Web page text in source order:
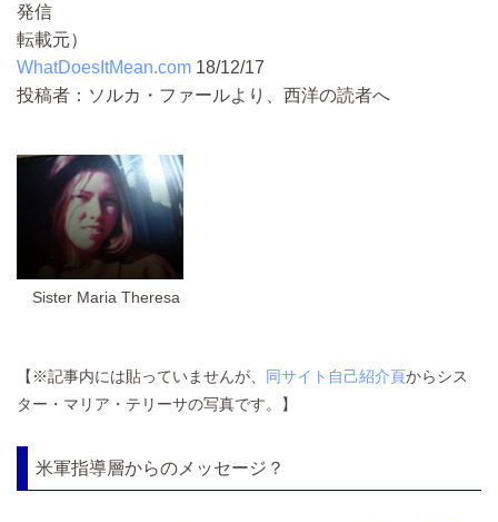
発信
転載元）
WhatDoesItMean.com 18/12/17
投稿者：ソルカ・ファールより、西洋の読者へ
Sister Maria Theresa
【※記事内には貼っていませんが、 同サイト自己紹介頁からシス
ター・マリア・テリーサの写真です。】
米軍指導層からのメッセージ？